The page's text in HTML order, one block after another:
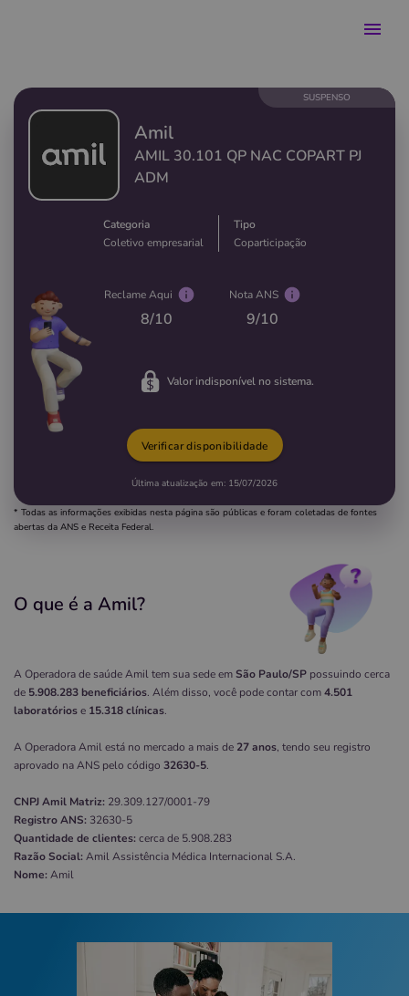
Amil
AMIL 30.101 QP NAC COPART PJ
ADM
Categoria
Coletivo empresarial
Tipo
Coparticipação
Valor indisponível no sistema.
Reclame Aqui
8/10
Nota ANS
9/10
SUSPENSO
Última atualização em: 15/07/2026
Verificar disponibilidade
* Todas as informações exibidas nesta página são públicas e foram coletadas de fontes
abertas da ANS e Receita Federal.
O que é a Amil?
A Operadora de saúde Amil tem sua sede emSão Paulo/SP possuindo cerca
de 5.908.283 beneficiários. Além disso, você pode contar com4.501
laboratóriose 15.318 clínicas.
A Operadora Amil está no mercado a mais de 27 anos, tendo seu registro
aprovado na ANS pelo código 32630-5.
CNPJAmil Matriz: 29.309.127/0001-79
Registro ANS: 32630-5
Quantidade de clientes:cerca de 5.908.283
Razão Social:Amil Assistência Médica Internacional S.A.
Nome:Amil